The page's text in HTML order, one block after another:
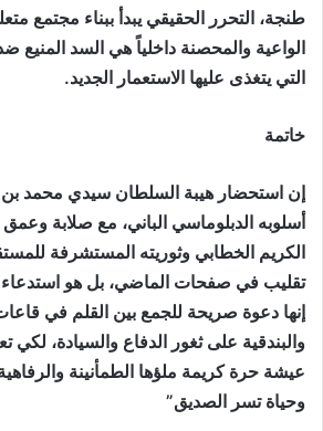
طنجة، التحرر الحقيقي يبدأ ببناء مجتمع
الواعية والمحصنة داخلياً هي السد المنيع
التي يتغذى عليها الاستعمار الجديد.
خاتمة
إن استحضار هيبة السلطان سيدي محمد
أسلوبه الدبلوماسي الباني، مع صلابة
الكريم الخطابي وثوريته المستشرفة
تقليب في صفحات الماضي، بل هو استدعاء
إنها دعوة صريحة للجمع بين القلم في
والبندقية على ثغور الدفاع والسيادة، لكي
عيشة حرة كريمة ملؤها الطمأنينة
وحياة تسر الصديق”